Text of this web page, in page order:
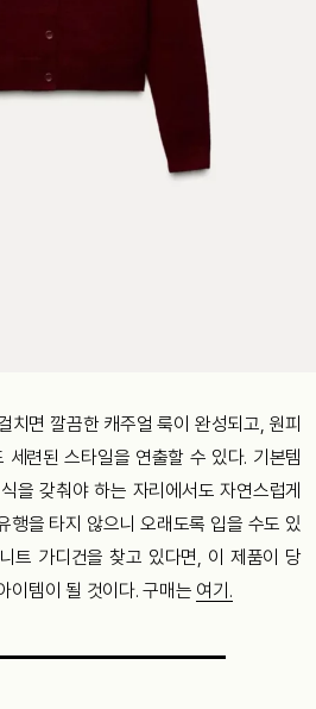
치면 깔끔한 캐주얼 룩이 완성되고, 원피
세련된 스타일을 연출할 수 있다. 기본템
을 갖춰야 하는 자리에서도 자연스럽게
행을 타지 않으니 오래도록 입을 수도 있
트 가디건을 찾고 있다면, 이 제품이 당
이템이 될 것이다. 구매는 여기.